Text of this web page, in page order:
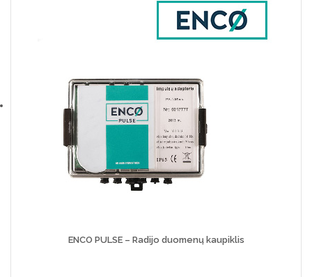
ENCO PULSE – Radijo duomenų kaupiklis